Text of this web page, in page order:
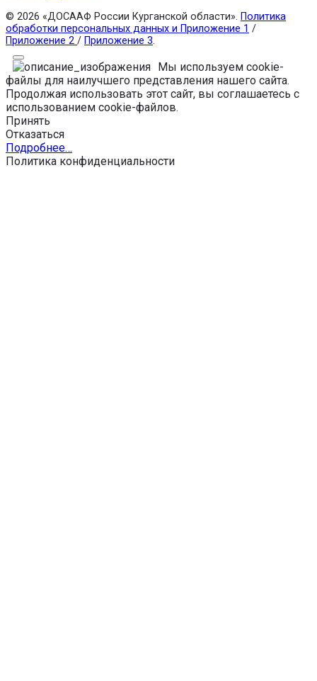
© 2026 «ДОСААФ России Курганской области». Политика
обработки персональных данных и Приложение 1 /
Приложение 2 / Приложение 3.
Мы используем cookie-
файлы для наилучшего представления нашего сайта.
Продолжая использовать этот сайт, вы соглашаетесь с
использованием cookie-файлов.
Принять
Отказаться
Подробнее…
Политика конфиденциальности